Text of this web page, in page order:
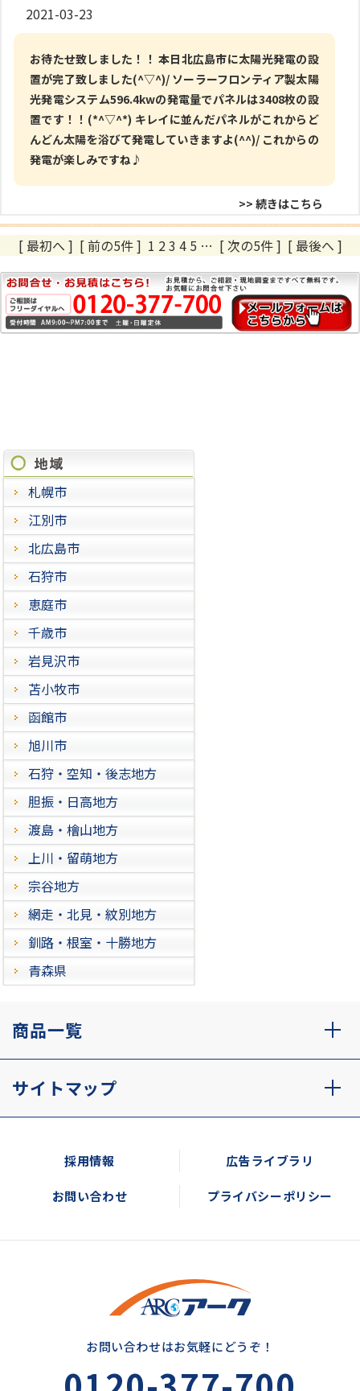
2021-03-23
お待たせ致しました！！ 本日北広島市に太陽光発電の設
置が完了致しました(^▽^)/ ソーラーフロンティア製太陽
光発電システム596.4kwの発電量でパネルは3408枚の設
置です！！(*^▽^*) キレイに並んだパネルがこれからど
んどん太陽を浴びて発電していきますよ(^^)/ これからの
発電が楽しみですね♪
>> 続きはこちら
[ 最初へ ] [ 前の5件 ] 1 2 3 4 5 … [ 次の5件 ] [ 最後へ ]
札幌市
江別市
北広島市
石狩市
恵庭市
千歳市
岩見沢市
苫小牧市
函館市
旭川市
石狩・空知・後志地方
胆振・日高地方
渡島・檜山地方
上川・留萌地方
宗谷地方
網走・北見・紋別地方
釧路・根室・十勝地方
青森県
商品一覧
サイトマップ
採用情報 広告ライブラリ
お問い合わせ プライバシーポリシー
お問い合わせはお気軽にどうぞ！